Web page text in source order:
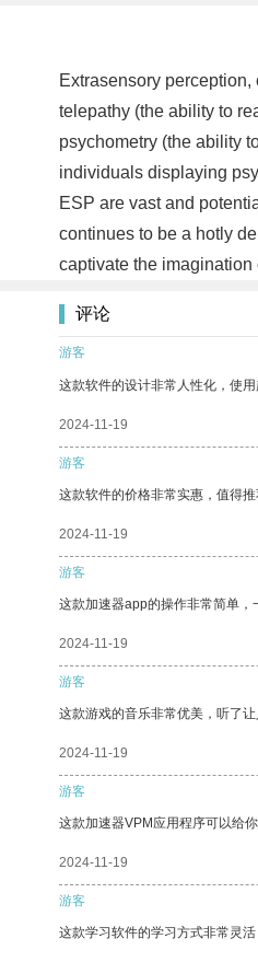
Extrasensory
telepathy (the ability to
psychometry (the ability
individuals displaying
ESP are vast and
continues to be a hotly
captivate the
评论
游客
这款软件的设计非常人性化，使用
2024-11-19
游客
这款软件的价格非常实惠，值得推
2024-11-19
游客
这款加速器app的操作非常简单，
2024-11-19
游客
这款游戏的音乐非常优美，听了让
2024-11-19
游客
这款加速器VPM应用程序可以给
2024-11-19
游客
这款学习软件的学习方式非常灵